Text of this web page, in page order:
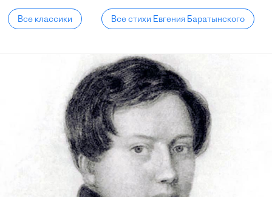
Все классики Все стихи Евгения Баратынского